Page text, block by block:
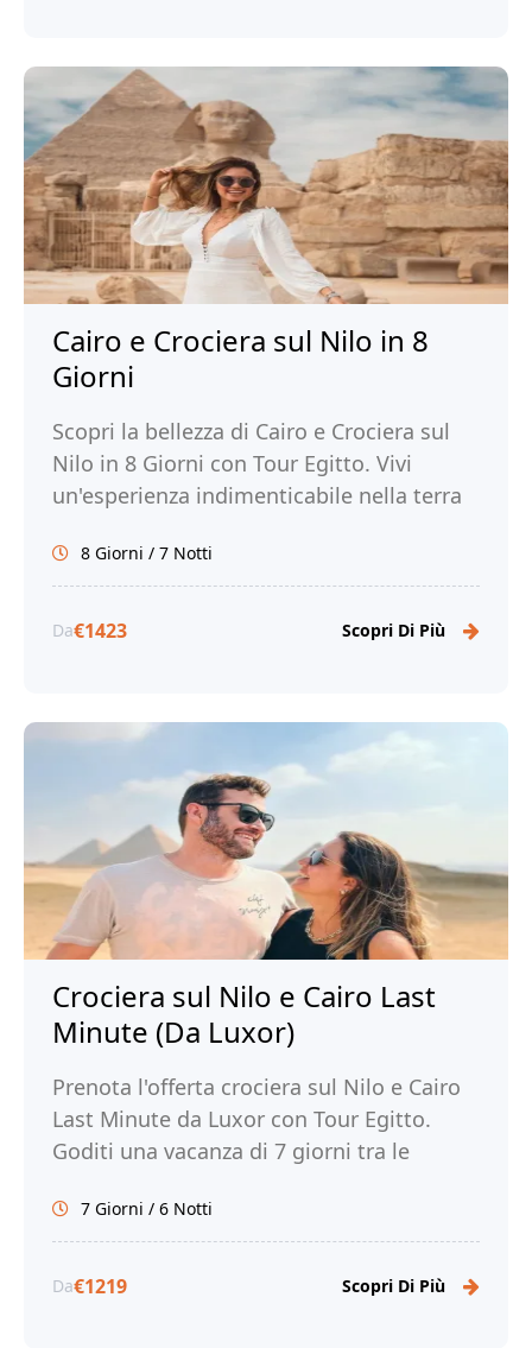
Cairo e Crociera sul Nilo in 8
Giorni
Scopri la bellezza di Cairo e Crociera sul
Nilo in 8 Giorni con Tour Egitto. Vivi
un'esperienza indimenticabile nella terra
8 Giorni / 7 Notti
Da€1423 Scopri Di Più
Crociera sul Nilo e Cairo Last
Minute (Da Luxor)
Prenota l'offerta crociera sul Nilo e Cairo
Last Minute da Luxor con Tour Egitto.
Goditi una vacanza di 7 giorni tra le
7 Giorni / 6 Notti
Da€1219 Scopri Di Più